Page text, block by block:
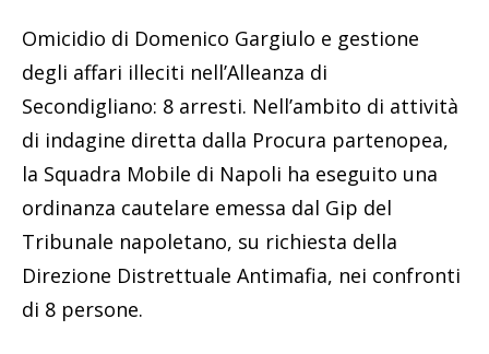
Omicidio di Domenico Gargiulo e gestione
degli affari illeciti nell’Alleanza di
Secondigliano: 8 arresti. Nell’ambito di attività
di indagine diretta dalla Procura partenopea,
la Squadra Mobile di Napoli ha eseguito una
ordinanza cautelare emessa dal Gip del
Tribunale napoletano, su richiesta della
Direzione Distrettuale Antimafia, nei confronti
di 8 persone.